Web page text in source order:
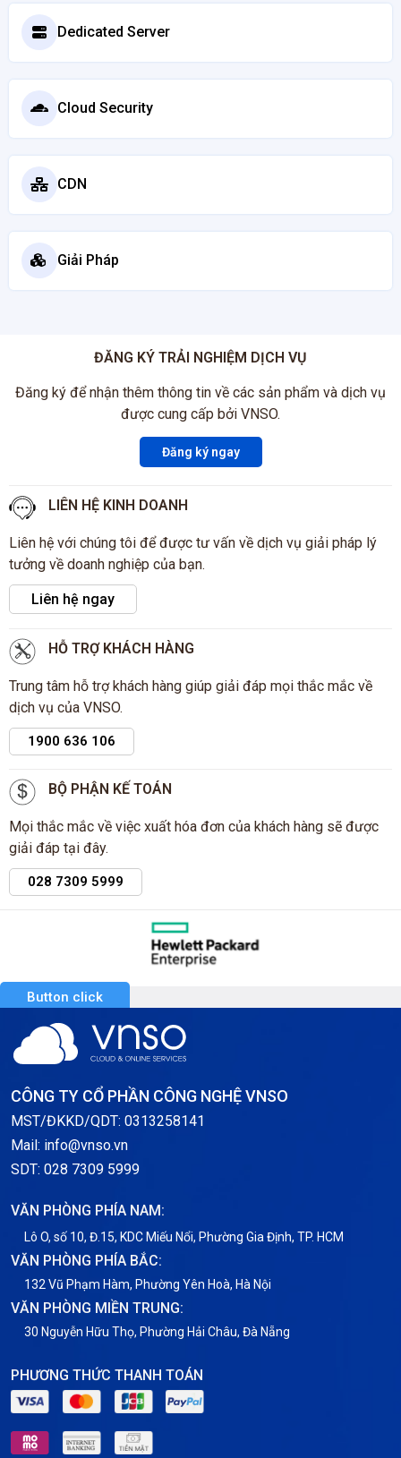
Dedicated Server
Cloud Security
CDN
Giải Pháp
ĐĂNG KÝ TRẢI NGHIỆM DỊCH VỤ
Đăng ký để nhận thêm thông tin về các sản phẩm và dịch vụ
được cung cấp bởi VNSO.
Đăng ký ngay
LIÊN HỆ KINH DOANH
Liên hệ với chúng tôi để được tư vấn về dịch vụ giải pháp lý
tưởng về doanh nghiệp của bạn.
Liên hệ ngay
HỖ TRỢ KHÁCH HÀNG
Trung tâm hỗ trợ khách hàng giúp giải đáp mọi thắc mắc về
dịch vụ của VNSO.
1900 636 106
BỘ PHẬN KẾ TOÁN
Mọi thắc mắc về việc xuất hóa đơn của khách hàng sẽ được
giải đáp tại đây.
028 7309 5999
Button click
CÔNG TY CỔ PHẦN CÔNG NGHỆ VNSO
MST/ĐKKD/QDT: 0313258141
Mail: info@vnso.vn
SDT: 028 7309 5999
VĂN PHÒNG PHÍA NAM:
Lô O, số 10, Đ.15, KDC Miếu Nổi, Phường Gia Định, TP. HCM
VĂN PHÒNG PHÍA BẮC:
132 Vũ Phạm Hàm, Phường Yên Hoà, Hà Nội
VĂN PHÒNG MIỀN TRUNG:
30 Nguyễn Hữu Thọ, Phường Hải Châu, Đà Nẵng
PHƯƠNG THỨC THANH TOÁN